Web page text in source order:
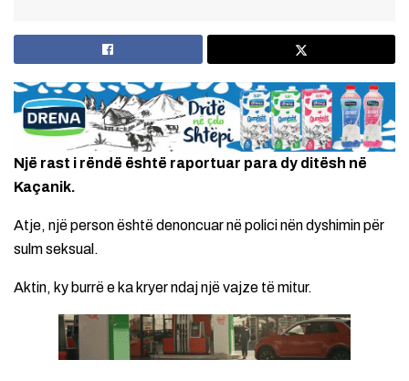
Një rast i rëndë është raportuar para dy ditësh në
Kaçanik.
Atje, një person është denoncuar në polici nën dyshimin për
sulm seksual.
Aktin, ky burrë e ka kryer ndaj një vajze të mitur.